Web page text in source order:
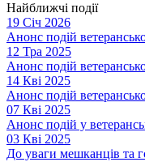
Найближчі події
19 Січ 2026
Анонс подій
12 Тра 2025
Анонс подій
14 Кві 2025
Анонс подій
07 Кві 2025
Анонс подій у
03 Кві 2025
До уваги мешканців та